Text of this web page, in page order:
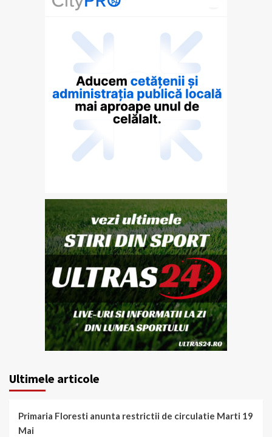
Ultimele articole
Primaria Floresti anunta restrictii de circulatie Marti 19
Mai